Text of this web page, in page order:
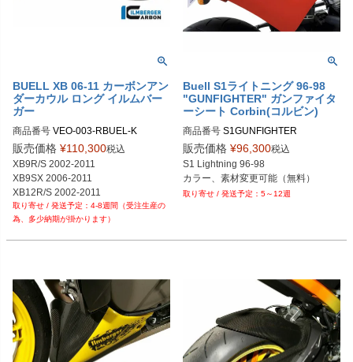
BUELL XB 06-11 カーボンアン
ダーカウル ロング イルムバー
ガー
商品番号 VEO-003-RBUEL-K
販売価格 ¥110,300税込
XB9R/S 2002-2011
XB9SX 2006-2011
XB12R/S 2002-2011
XB12SS 2006-2011
XB 12 Ullysses 2006-2011
4-8週間（受注生産の
為、多少納期が掛かります）
Buell S1ライトニング 96-98
"GUNFIGHTER" ガンファイタ
ーシート Corbin(コルビン)
商品番号 S1GUNFIGHTER
Corbin品番：S1
販売価格 ¥96,300税込
S1 Lightning 96-98
カラー、素材変更可能（無料）
5～12週